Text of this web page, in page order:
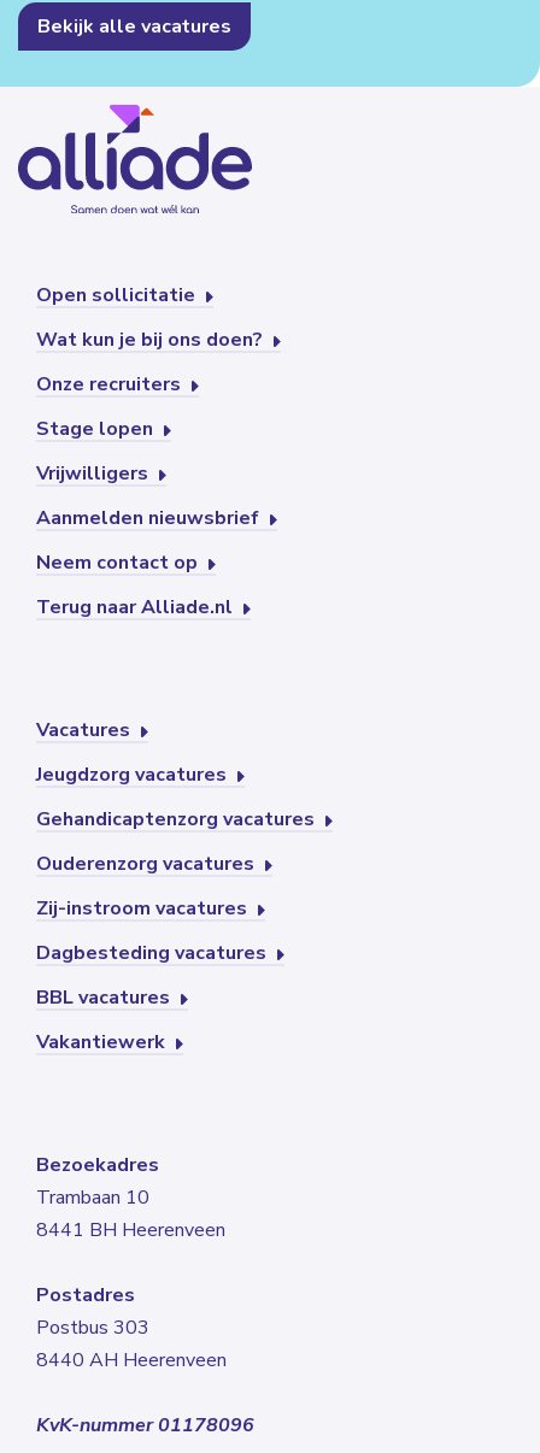
Bekijk alle vacatures
Open sollicitatie
Wat kun je bij ons doen?
Onze recruiters
Stage lopen
Vrijwilligers
Aanmelden nieuwsbrief
Neem contact op
Terug naar Alliade.nl
Vacatures
Jeugdzorg vacatures
Gehandicaptenzorg vacatures
Ouderenzorg vacatures
Zij-instroom vacatures
Dagbesteding vacatures
BBL vacatures
Vakantiewerk
Bezoekadres
Trambaan 10
8441 BH Heerenveen
Postadres
Postbus 303
8440 AH Heerenveen
KvK-nummer 01178096